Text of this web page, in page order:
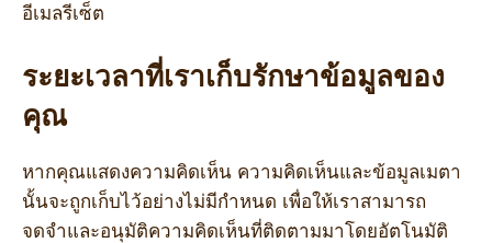
อีเมลรีเซ็ต
ระยะเวลาที่เราเก็บรักษาข้อมูลของ
คุณ
หากคุณแสดงความคิดเห็น ความคิดเห็นและข้อมูลเมตา
นั้นจะถูกเก็บไว้อย่างไม่มีกำหนด เพื่อให้เราสามารถ
จดจำและอนุมัติความคิดเห็นที่ติดตามมาโดยอัตโนมัติ